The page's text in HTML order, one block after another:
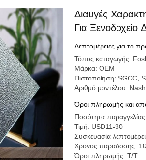
Διαυγές
Για Ξενοδοχείο
Λεπτομέρειες για το
Τόπος καταγωγής:
Μάρκα: OEM
Πιστοποίηση: SGCC,
Αριθμό μοντέλου:
Όροι πληρωμής και
Ποσότητα
Τιμή: USD11-30
Συσκευασία
Χρόνος παράδοσης:
Όροι πληρωμής: Τ/Τ